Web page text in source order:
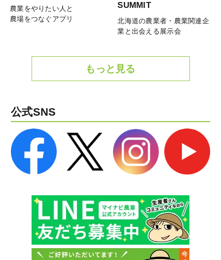
農業をやりたい人と
農場をつなぐアプリ
SUMMIT
北海道の農業者・農業関連企
業と出会える展示会
もっと見る
公式SNS